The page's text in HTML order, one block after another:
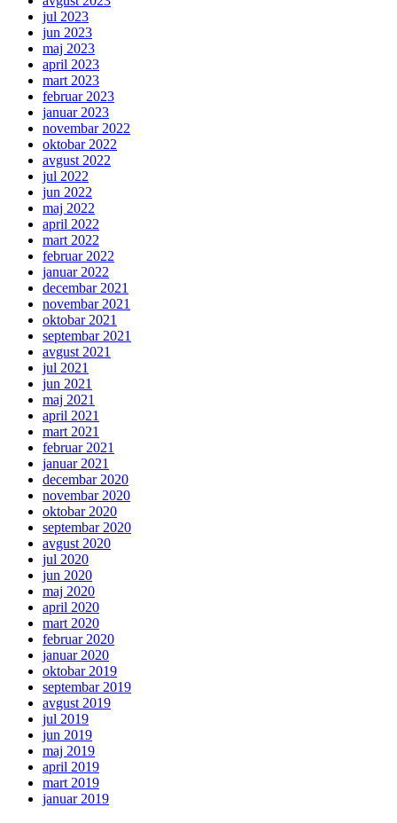
jul 2023
jun 2023
maj 2023
april 2023
mart 2023
februar 2023
januar 2023
novembar 2022
oktobar 2022
avgust 2022
jul 2022
jun 2022
maj 2022
april 2022
mart 2022
februar 2022
januar 2022
decembar 2021
novembar 2021
oktobar 2021
septembar 2021
avgust 2021
jul 2021
jun 2021
maj 2021
april 2021
mart 2021
februar 2021
januar 2021
decembar 2020
novembar 2020
oktobar 2020
septembar 2020
avgust 2020
jul 2020
jun 2020
maj 2020
april 2020
mart 2020
februar 2020
januar 2020
oktobar 2019
septembar 2019
avgust 2019
jul 2019
jun 2019
maj 2019
april 2019
mart 2019
januar 2019